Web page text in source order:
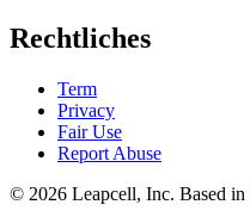
Rechtliches
Term
Privacy
Fair Use
Report Abuse
© 2026 Leapcell, Inc. Based